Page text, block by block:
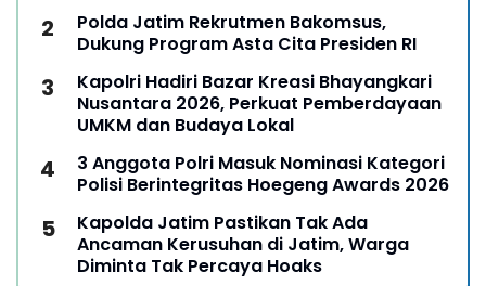
Polda Jatim Rekrutmen Bakomsus,
Dukung Program Asta Cita Presiden RI
Kapolri Hadiri Bazar Kreasi Bhayangkari
Nusantara 2026, Perkuat Pemberdayaan
UMKM dan Budaya Lokal
3 Anggota Polri Masuk Nominasi Kategori
Polisi Berintegritas Hoegeng Awards 2026
Kapolda Jatim Pastikan Tak Ada
Ancaman Kerusuhan di Jatim, Warga
Diminta Tak Percaya Hoaks